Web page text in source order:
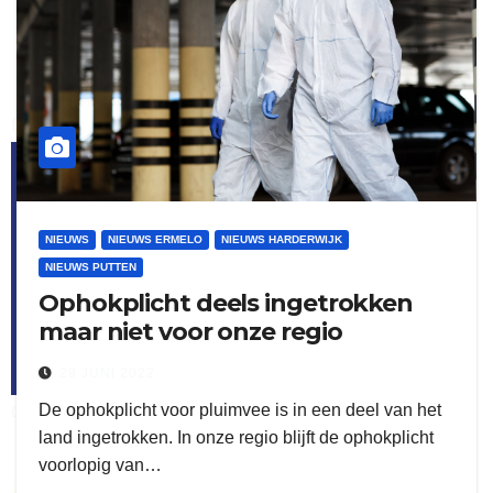
kleijer
flitsmeister
ook adverteren
NIEUWS NIEUWS ERMELO NIEUWS HARDERWIJK
NIEUWS PUTTEN
Ophokplicht deels ingetrokken
maar niet voor onze regio
De ophokplicht voor pluimvee is in een deel van het
land ingetrokken. In onze regio blijft de ophokplicht
voorlopig van…